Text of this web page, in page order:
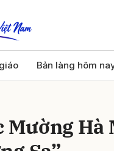
Bản làng hôm
Mường Hà
Gửi bình luận